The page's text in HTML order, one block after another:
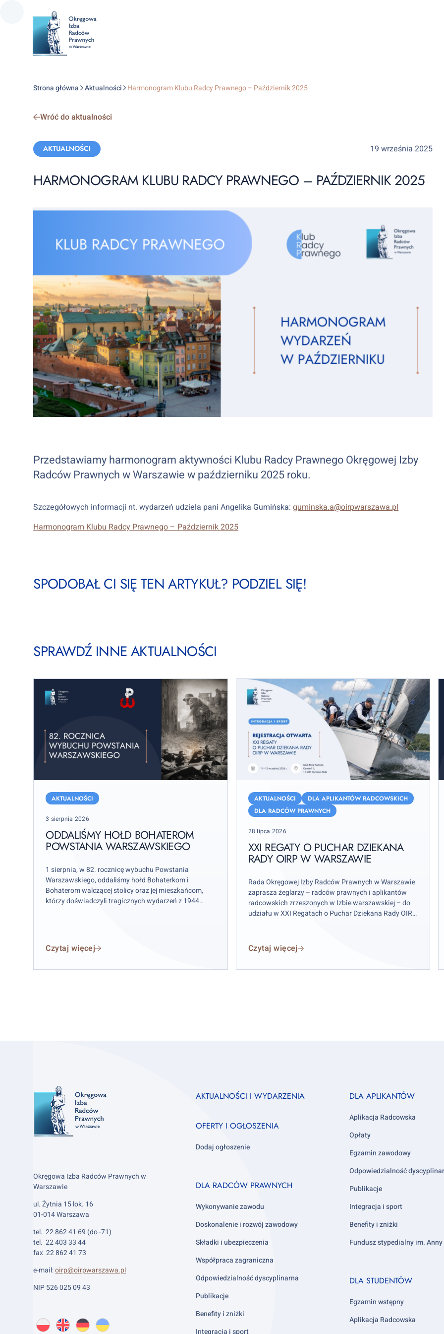
Strona główna Aktualności Harmonogram Klubu Radcy Prawnego – Październik 2025
Wróć do aktualności
Categories:
AKTUALNOŚCI 19 września 2025
HARMONOGRAM KLUBU RADCY PRAWNEGO – PAŹDZIERNIK 2025
Przedstawiamy harmonogram aktywności Klubu Radcy Prawnego Okręgowej Izby
Radców Prawnych w Warszawie w październiku 2025 roku.
Szczegółowych informacji nt. wydarzeń udziela pani Angelika Gumińska:guminska.a@oirpwarszawa.pl
Harmonogram Klubu Radcy Prawnego – Październik 2025
SPODOBAŁ CI SIĘ TEN ARTYKUŁ? PODZIEL SIĘ!
SPRAWDŹ INNE AKTUALNOŚCI
hołd
Powstania
Warszawskiego
AKTUALNOŚCI
Posted
3 sierpnia 2026
ODDALIŚMY HOŁD BOHATEROM
POWSTANIA WARSZAWSKIEGO
1 sierpnia, w 82. rocznicę wybuchu Powstania
Warszawskiego, oddaliśmy hołd Bohaterkom i
Bohaterom walczącej stolicy oraz jej mieszkańcom,
którzy doświadczyli tragicznych wydarzeń z 1944
Czytaj więcej
Regaty
Dziekana
Rady
OIRP
Warszawie
AKTUALNOŚCI
DLA APLIKANTÓW RADCOWSKICH
DLA RADCÓW PRAWNYCH
Posted
28 lipca 2026
XXI REGATY O PUCHAR DZIEKANA
RADY OIRP W WARSZAWIE
Rada Okręgowej Izby Radców Prawnych w Warszawie
zaprasza żeglarzy – radców prawnych i aplikantów
radcowskich zrzeszonych w Izbie warszawskiej – do
udziału w XXI Regatach o Puchar Dziekana Rady OIRP
wydarzenie rozpocznie się już w piątek 11 września.
Czytaj więcej
Okręgowa Izba Radców Prawnych w
Warszawie
ul. Żytnia 15 lok. 16
01-014 Warszawa
tel. 22 862 41 69 (do -71)
tel. 22 403 33 44
fax 22 862 41 73
e-mail:oirp@oirpwarszawa.pl
NIP 526 025 09 43
Wybierz
PL
O EN
AboutDE
AboutUK
About
Footer
AKTUALNOŚCI I WYDARZENIA
OFERTY I OGŁOSZENIA
Dodaj ogłoszenie
Footer
2
DLA RADCÓW PRAWNYCH
Wykonywanie zawodu
Doskonalenie i rozwój zawodowy
Składki i ubezpieczenia
Współpraca zagraniczna
Odpowiedzialność dyscyplinarna
Publikacje
Benefity i zniżki
Integracja i sport
Footer
3
DLA APLIKANTÓW
Aplikacja Radcowska
Opłaty
Egzamin zawodowy
Odpowiedzialność
Publikacje
Integracja i sport
Benefity i zniżki
Fundusz stypedialny im.
Footer
4
DLA STUDENTÓW
Egzamin wstępny
Aplikacja Radcowska